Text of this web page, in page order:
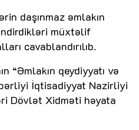
daşınmaz əmlakın
müxtəlif
cavablandırılıb.
“Əmlakın qeydiyyatı və
İqtisadiyyat Nazirliyi
Dövlət Xidməti həyata